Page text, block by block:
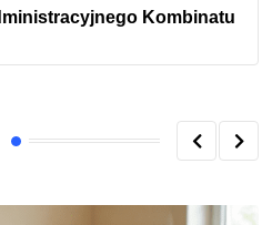
Kombinatu